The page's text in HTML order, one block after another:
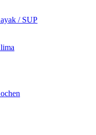
/ SUP